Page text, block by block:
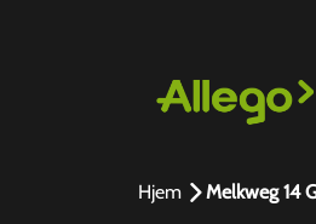
Hjem Melkweg 14